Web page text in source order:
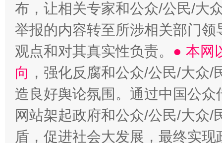
布，让相关专家和公众/公民/大
举报的内容转至所涉相关部门
观点和对其真实性负责。 ● 本网
向 ，强化反腐和公众/公民/大众
造良好舆论氛围。通过中国公
网站架起政府和公众/公民/大众
盾，促进社会大发展，最终实